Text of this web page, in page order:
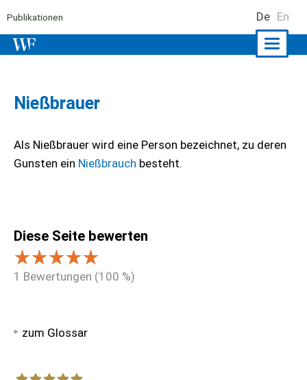
Publikationen De En
Nießbrauer
Als Nießbrauer wird eine Person bezeichnet, zu deren
Gunsten ein Nießbrauch besteht.
Diese Seite bewerten
1 Bewertungen (100 %)
zum Glossar